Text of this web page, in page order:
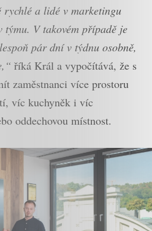
rychlé a lidé v marketingu
týmu. V takovém případě je
pár dní v týdnu osobně,
říká Král a vypočítává, že s
zaměstnanci více prostoru
víc kuchyněk i víc
oddechovou místnost.